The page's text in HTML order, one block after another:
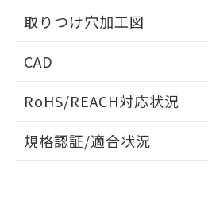
取りつけ穴加工図
CAD
ドすることができます。
ログイン/会員
RoHS/REACH対応状況
EU RoHS 注意事項・凡例
規格認証/適合状況
り、2022年1月12日より割
す。